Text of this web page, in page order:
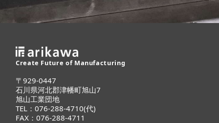
Create Future of Manufacturing
〒929-0447
石川県河北郡津幡町旭山7
旭山工業団地
TEL：076-288-4710(代)
FAX：076-288-4711